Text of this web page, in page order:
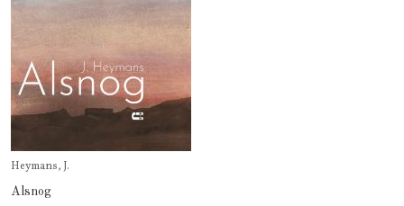
Heymans, J.
Alsnog